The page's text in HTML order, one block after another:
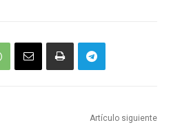
Artículo siguiente